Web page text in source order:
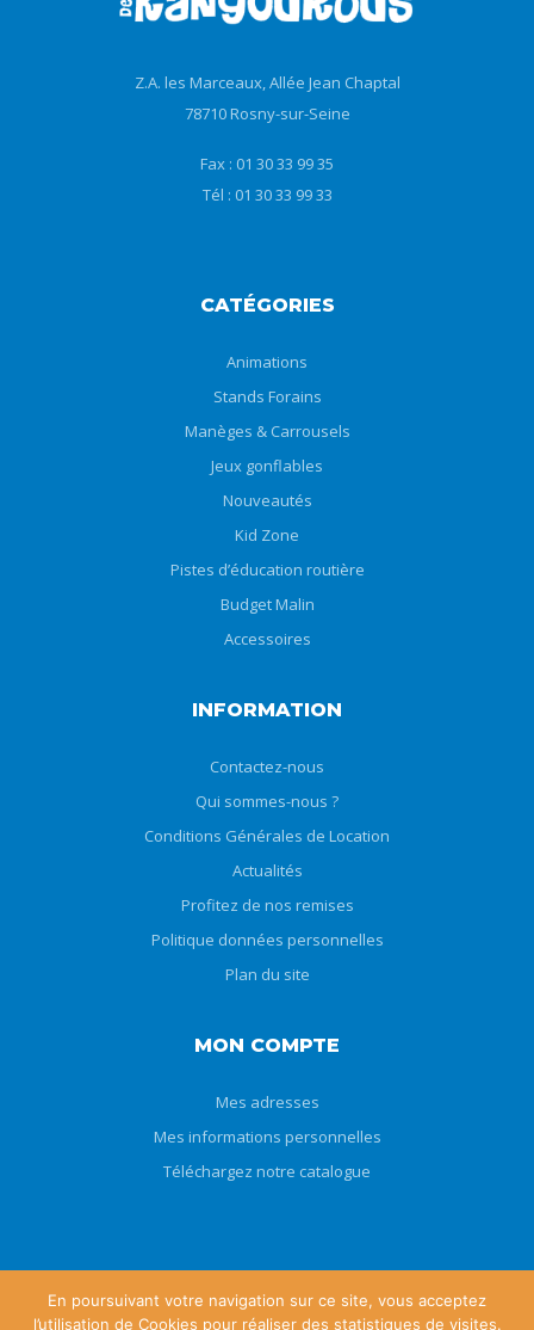
Z.A. les Marceaux, Allée Jean Chaptal
78710 Rosny-sur-Seine
Fax : 01 30 33 99 35
Tél : 01 30 33 99 33
CATÉGORIES
Animations
Stands Forains
Manèges & Carrousels
Jeux gonflables
Nouveautés
Kid Zone
Pistes d’éducation routière
Budget Malin
Accessoires
INFORMATION
Contactez-nous
Qui sommes-nous ?
Conditions Générales de Location
Actualités
Profitez de nos remises
Politique données personnelles
Plan du site
MON COMPTE
Mes adresses
Mes informations personnelles
Téléchargez notre catalogue
En poursuivant votre navigation sur ce site, vous acceptez
l’utilisation de Cookies pour réaliser des statistiques de visites.